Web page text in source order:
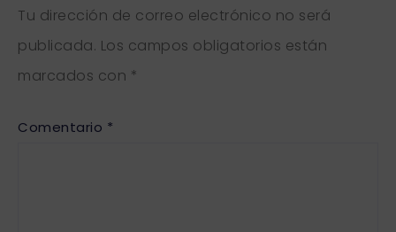
Tu dirección de correo electrónico no será
publicada. Los campos obligatorios están
marcados con *
Comentario *